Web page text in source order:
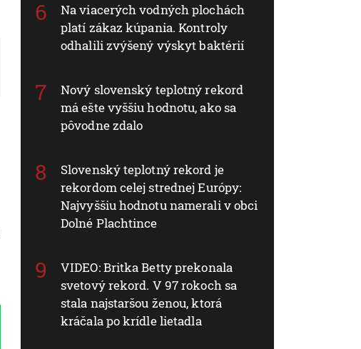
Na viacerých vodných plochách
platí zákaz kúpania. Kontroly
odhalili zvýšený výskyt baktérií
Nový slovenský teplotný rekord
má ešte vyššiu hodnotu, ako sa
pôvodne zdalo
Slovenský teplotný rekord je
rekordom celej strednej Európy:
Najvyššiu hodnotu namerali v obci
Dolné Plachtince
VIDEO: Britka Betty prekonala
svetový rekord. V 97 rokoch sa
stala najstaršou ženou, ktorá
kráčala po krídle lietadla